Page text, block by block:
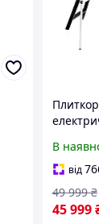
В
від
45 999
49 999 ₴